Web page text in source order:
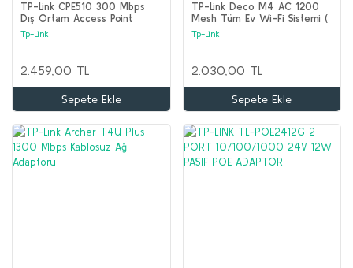
TP-Link CPE510 300 Mbps
Dış Ortam Access Point
Tp-Link
2.459,00 TL
Sepete Ekle
TP-Link Deco M4 AC 1200
Mesh Tüm Ev Wi-Fi Sistemi (
1’li Paket )
Tp-Link
2.030,00 TL
Sepete Ekle